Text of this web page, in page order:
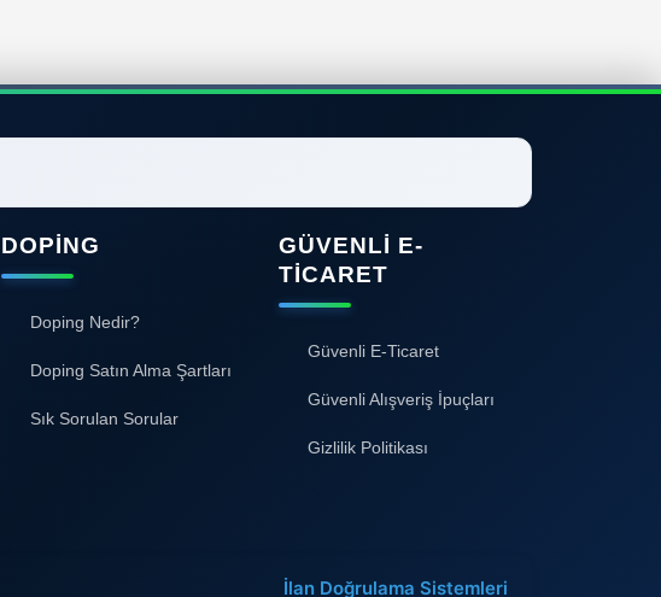
DOPING
Doping Nedir?
Doping Satın Alma Şartları
Sık Sorulan Sorular
GÜVENLI E-
TICARET
Güvenli E-Ticaret
Güvenli Alışveriş İpuçları
Gizlilik Politikası
İlan Doğrulama Sistemleri